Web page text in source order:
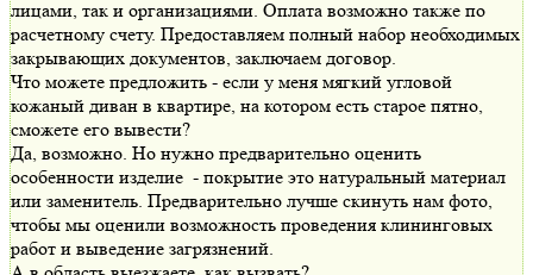
лицами, так и организациями. Оплата возможно также по
расчетному счету. Предоставляем полный набор необходимых
закрывающих документов, заключаем договор.
Что можете предложить - если у меня мягкий угловой
кожаный диван в квартире, на котором есть старое пятно,
сможете его вывести?
Да, возможно. Но нужно предварительно оценить
особенности изделие - покрытие это натуральный материал
или заменитель. Предварительно лучше скинуть нам фото,
чтобы мы оценили возможность проведения клининговых
работ и выведение загрязнений.